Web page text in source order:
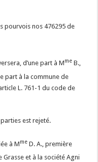
pourvois nos 476295 de
d’une part à Mme B.,
part à la commune de
L. 761-1 du code de
est rejeté.
à Mme D. A., première
Grasse et à la société Agni